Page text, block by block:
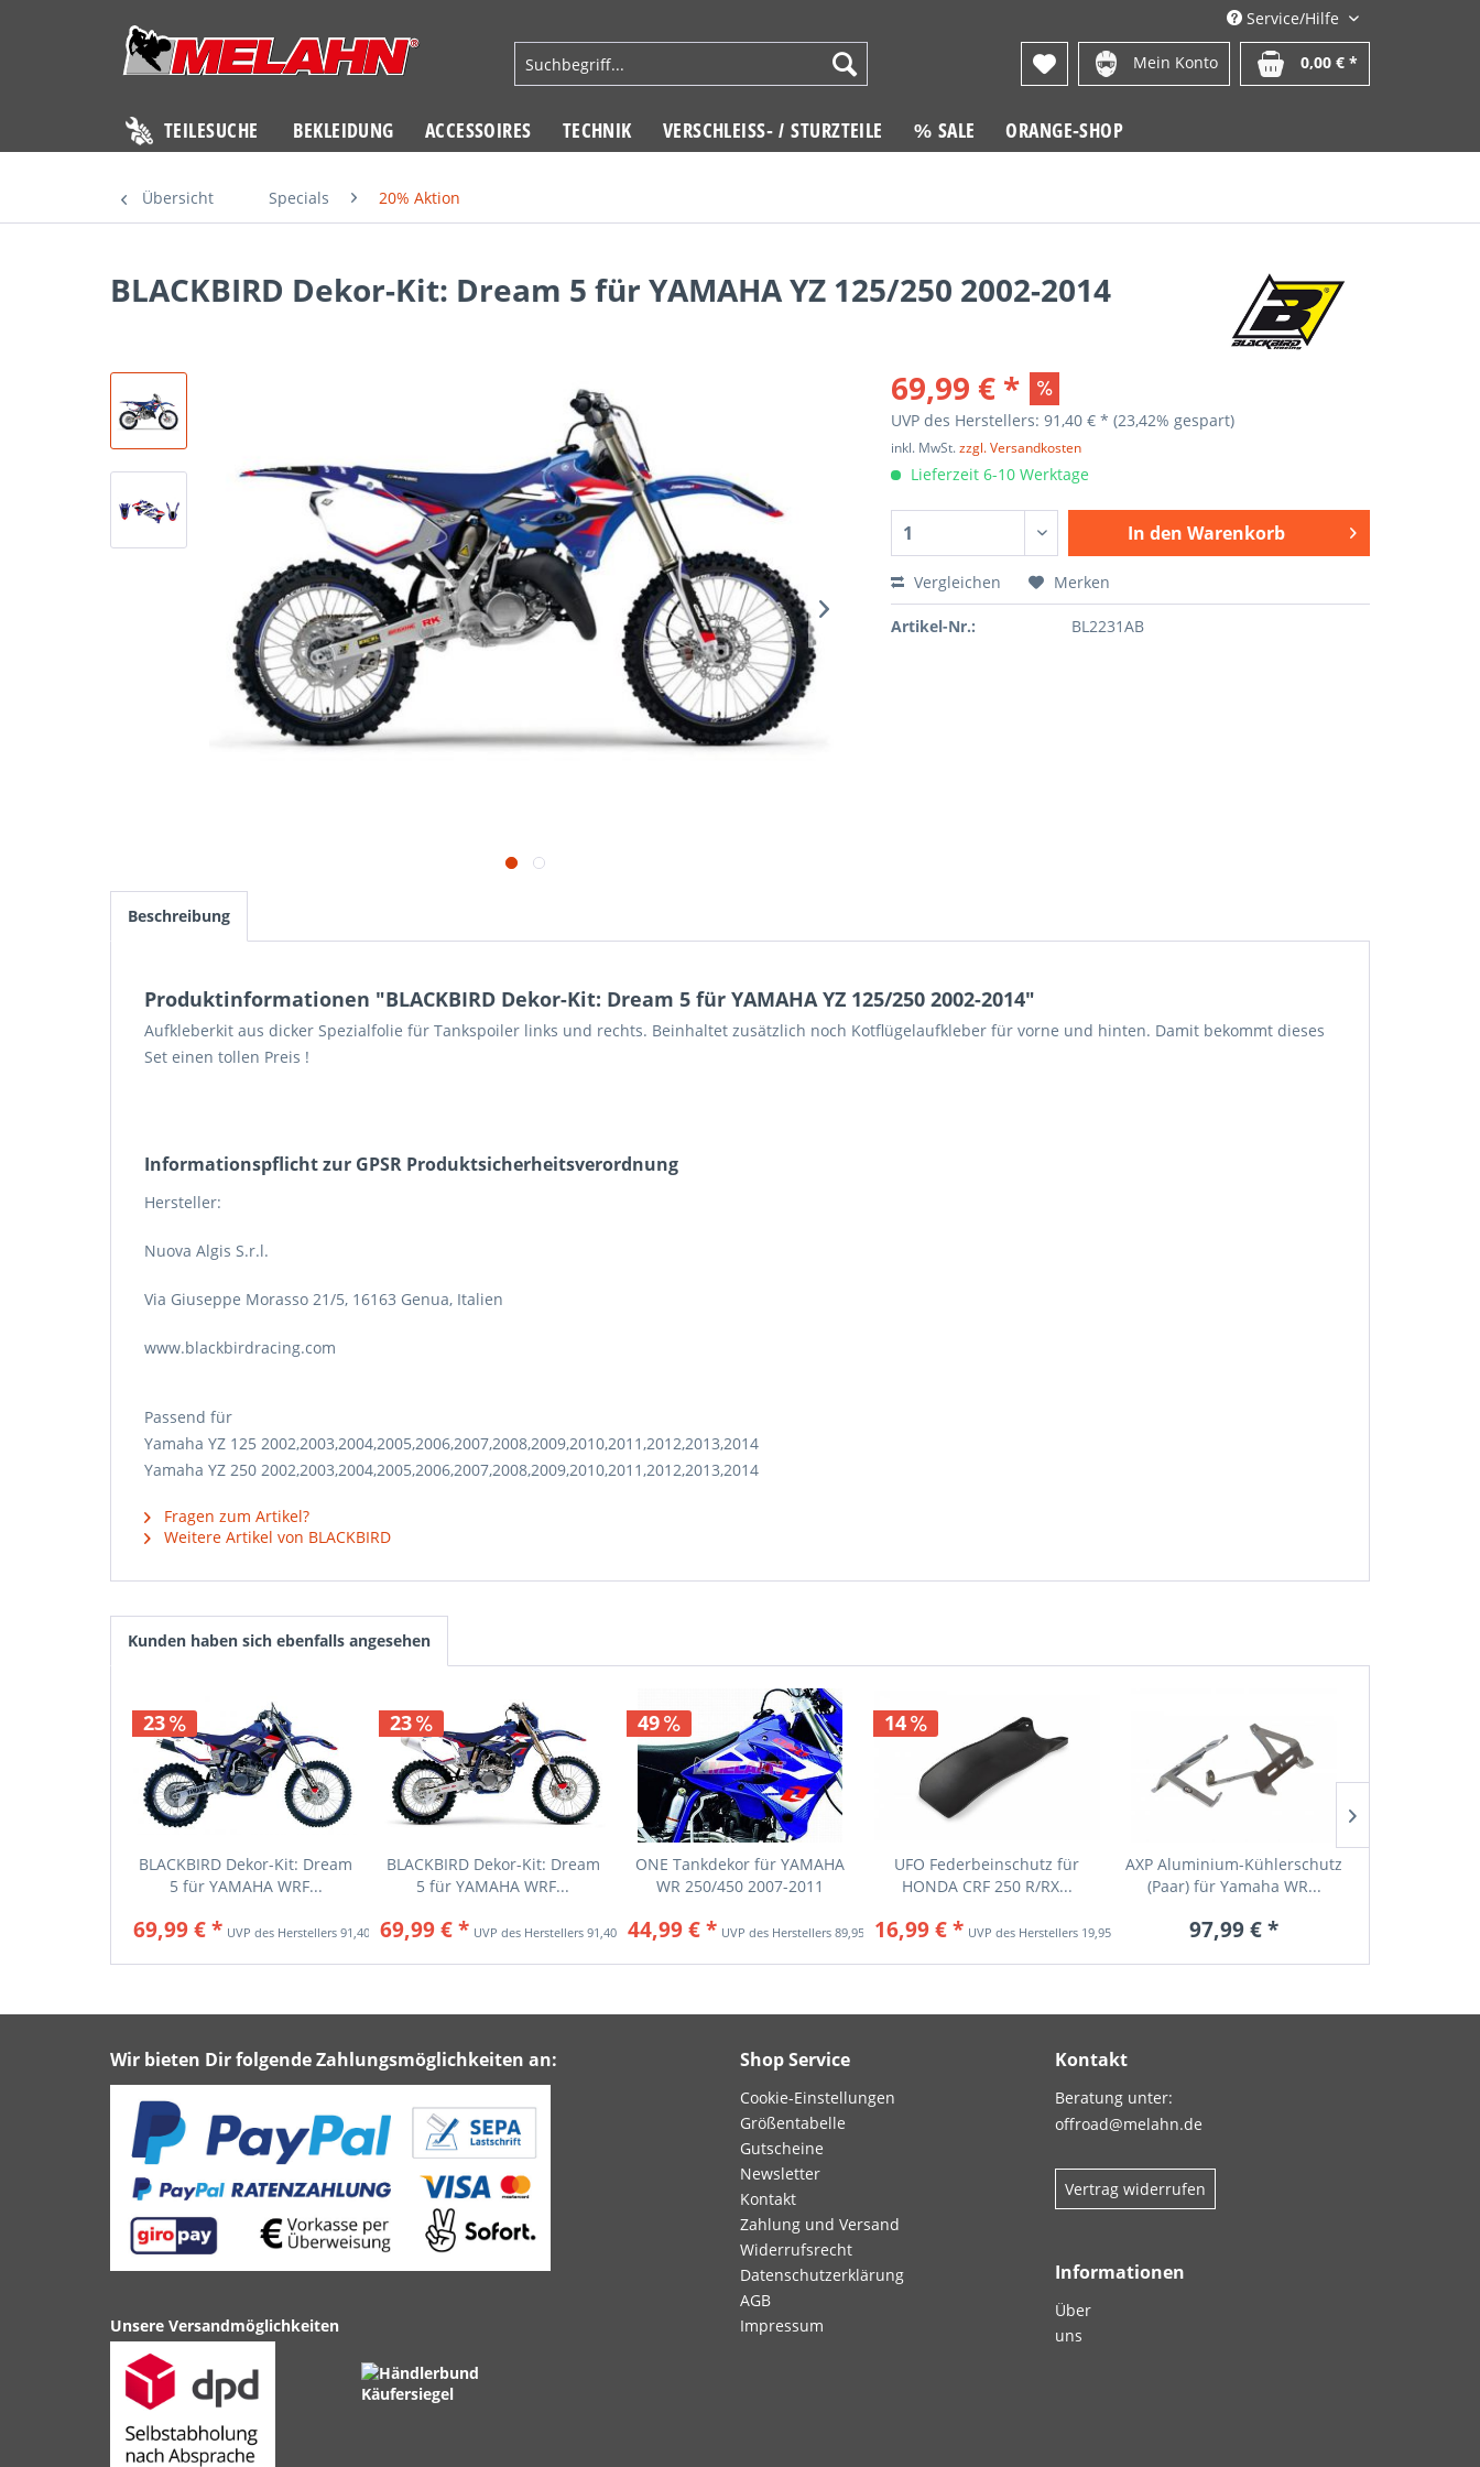
Service/Hilfe
Mein Konto 0,00 € *
TEILESUCHE BEKLEIDUNG ACCESSOIRES TECHNIK VERSCHLEISS- / STURZTEILE % SALE ORANGE-SHOP
Übersicht Specials 20% Aktion
BLACKBIRD Dekor-Kit: Dream 5 für YAMAHA YZ 125/250 2002-2014
69,99 € *
UVP des Herstellers: 91,40 € *(23,42% gespart)
inkl. MwSt.zzgl. Versandkosten
Lieferzeit 6-10 Werktage
In den Warenkorb
Vergleichen Merken
Artikel-Nr.: BL2231AB
Beschreibung
Produktinformationen "BLACKBIRD Dekor-Kit: Dream 5 für YAMAHA YZ 125/250 2002-2014"
Aufkleberkit aus dicker Spezialfolie für Tankspoiler links und rechts. Beinhaltet zusätzlich noch Kotflügelaufkleber für vorne und hinten. Damit bekommt dieses
Set einen tollen Preis !
Informations­pflicht zur GPSR Produktsicherheits­verordnung
Hersteller:
Nuova Algis S.r.l.
Via Giuseppe Morasso 21/5, 16163 Genua, Italien
www.blackbirdracing.com
Passend für
Yamaha YZ 125 2002,2003,2004,2005,2006,2007,2008,2009,2010,2011,2012,2013,2014
Yamaha YZ 250 2002,2003,2004,2005,2006,2007,2008,2009,2010,2011,2012,2013,2014
Fragen zum Artikel?
Weitere Artikel von BLACKBIRD
Kunden haben sich ebenfalls angesehen
23
BLACKBIRD Dekor-Kit: Dream
5 für YAMAHA WRF...
69,99 € * 91,40 € *
23
BLACKBIRD Dekor-Kit: Dream
5 für YAMAHA WRF...
69,99 € * 91,40 € *
49
ONE Tankdekor für YAMAHA
WR 250/450 2007-2011
44,99 € * 89,95 € *
14
UFO Federbeinschutz für
HONDA CRF 250 R/RX...
16,99 € * 19,95 € *
AXP Aluminium-Kühlerschutz
(Paar) für Yamaha WR...
97,99 € *
Wir bieten Dir folgende Zahlungsmöglichkeiten an:
Unsere Versandmöglichkeiten
Shop Service
Cookie-Einstellungen
Größentabelle
Gutscheine
Newsletter
Kontakt
Zahlung und Versand
Widerrufsrecht
Datenschutzerklärung
AGB
Impressum
Kontakt
Beratung unter:
offroad@melahn.de
Vertrag widerrufen
Informationen
Über
uns